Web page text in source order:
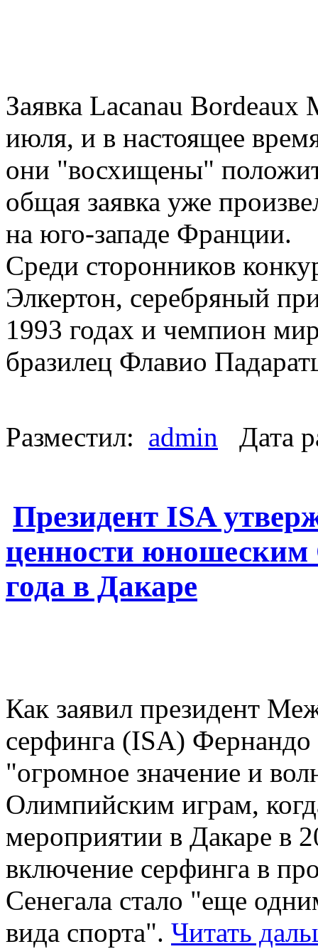
Заявка Lacanau
июля, и в настоящее
они "восхищены"
общая заявка уже
на юго-западе Франции.
Среди сторонников
Элкертон, серебряный
1993 годах и чемпион
бразилец Флавио
Разместил: admin Дата
Президент ISA
ценности
года в Дакаре
Как заявил президент
серфинга (ISA) Фернандо
"огромное значение и
Олимпийским играм,
мероприятии в Дакаре в
включение серфинга в
Сенегала стало "еще
вида спорта". Читать